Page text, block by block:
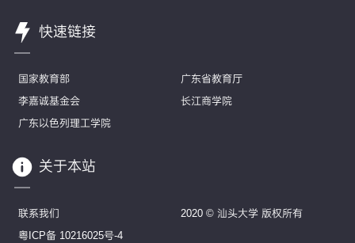
快速链接
国家教育部
广东省教育厅
李嘉诚基金会
长江商学院
广东以色列理工学院
关于本站
联系我们
2020 © 汕头大学 版权所有
粤ICP备 10216025号-4